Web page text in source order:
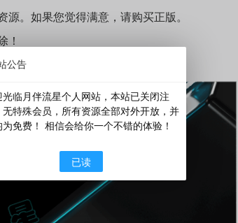
。如果您觉得满意，请购买正版。
！
公告
光临月伴流星个人网站，本站已关闭注
无特殊会员，所有资源全部对外开放，并
为免费！ 相信会给你一个不错的体验！
已读